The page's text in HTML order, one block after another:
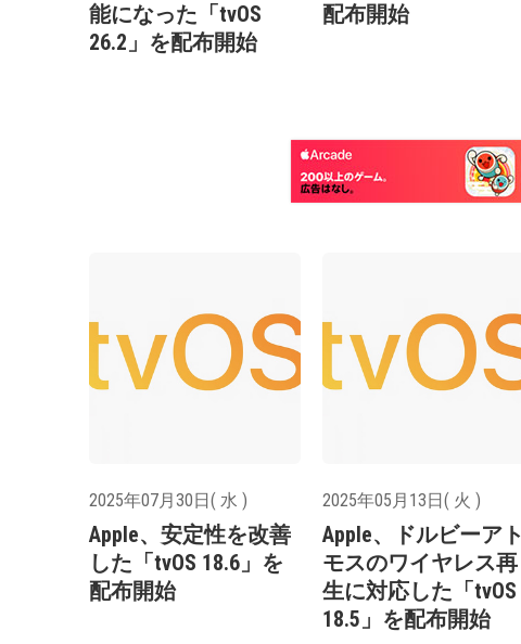
能になった「tvOS
26.2」を配布開始
配布開始
2025年07月30日( 水 )
Apple、安定性を改善
した「tvOS 18.6」を
配布開始
2025年05月13日( 火 )
Apple、ドルビーアト
モスのワイヤレス再
生に対応した「tvOS
18.5」を配布開始